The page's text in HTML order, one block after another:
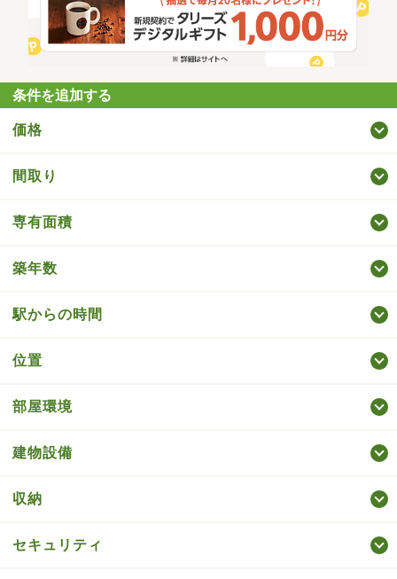
条件を追加する
価格
間取り
専有面積
築年数
駅からの時間
位置
部屋環境
建物設備
収納
セキュリティ